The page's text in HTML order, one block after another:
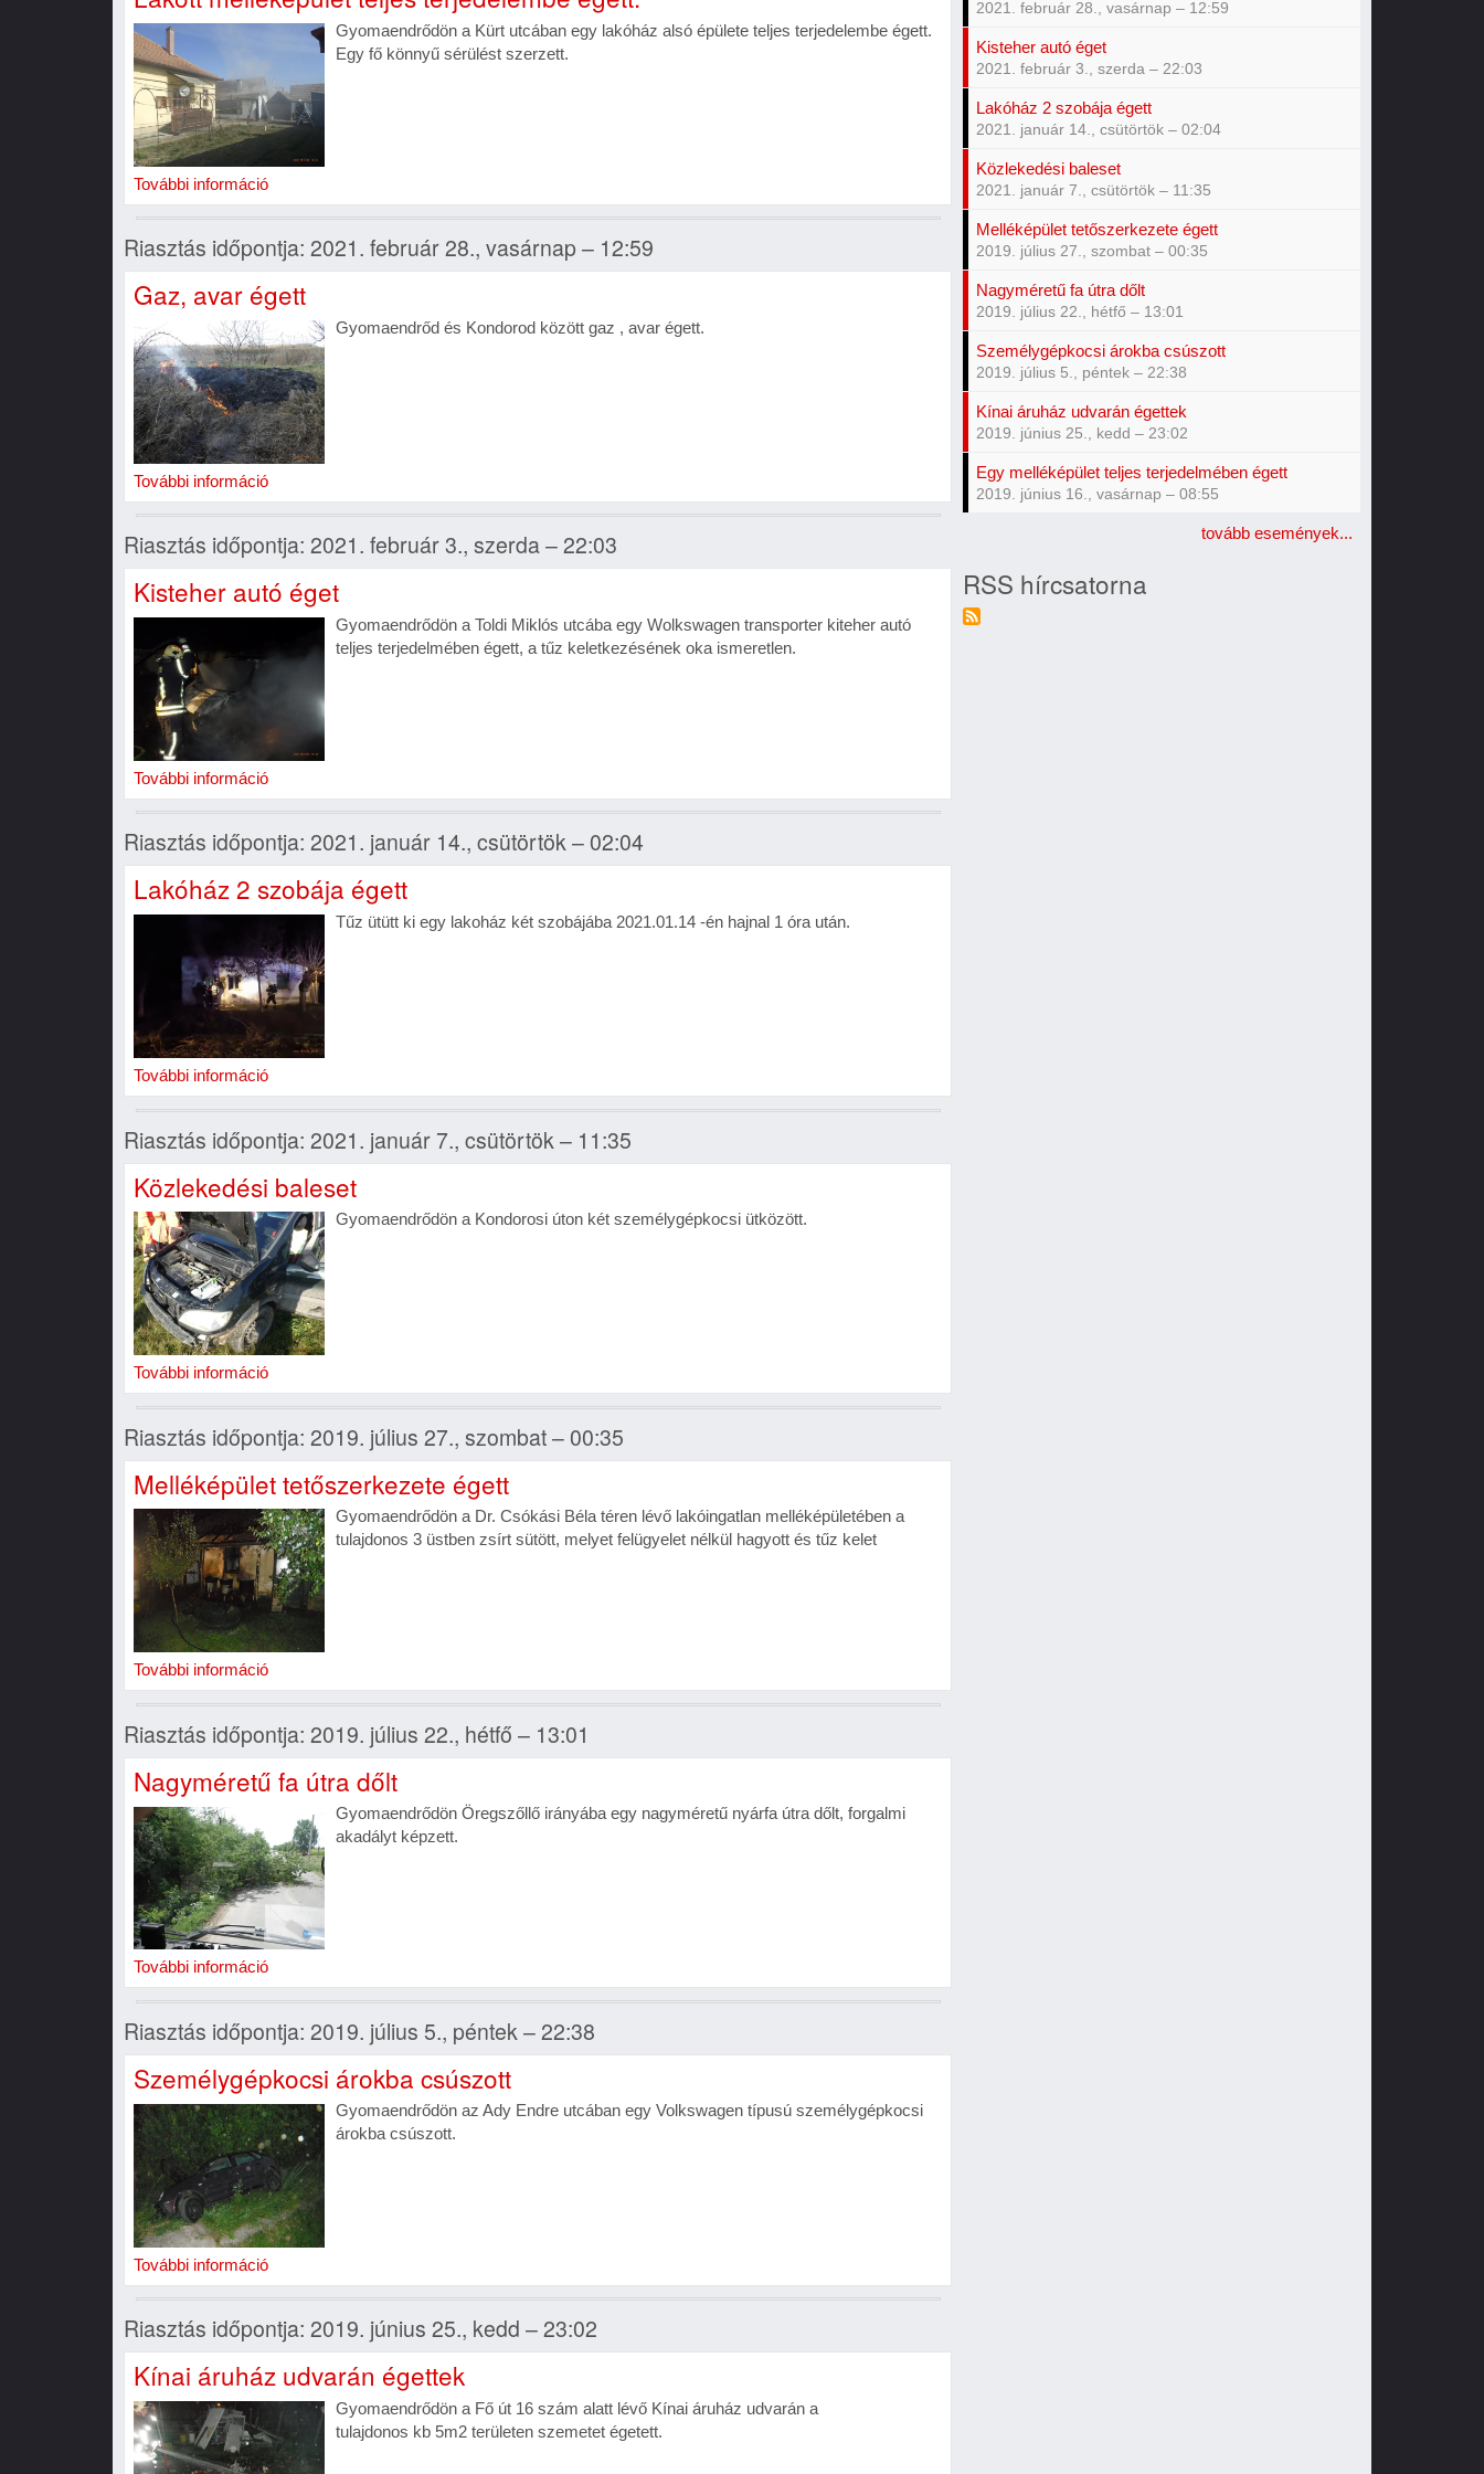
Gyomaendrődön a Kürt utcában egy lakóház alsó épülete teljes terjedelembe égett.
Egy fő könnyű sérülést szerzett.
További információ
Riasztás időpontja: 2021. február 28., vasárnap – 12:59
Gaz, avar égett
Gyomaendrőd és Kondorod között gaz , avar égett.
További információ
Riasztás időpontja: 2021. február 3., szerda – 22:03
Kisteher autó éget
Gyomaendrődön a Toldi Miklós utcába egy Wolkswagen transporter kiteher autó
teljes terjedelmében égett, a tűz keletkezésének oka ismeretlen.
További információ
Riasztás időpontja: 2021. január 14., csütörtök – 02:04
Lakóház 2 szobája égett
Tűz ütütt ki egy lakoház két szobájába 2021.01.14 -én hajnal 1 óra után.
További információ
Riasztás időpontja: 2021. január 7., csütörtök – 11:35
Közlekedési baleset
Gyomaendrődön a Kondorosi úton két személygépkocsi ütközött.
További információ
Riasztás időpontja: 2019. július 27., szombat – 00:35
Melléképület tetőszerkezete égett
Gyomaendrődön a Dr. Csókási Béla téren lévő lakóingatlan melléképületében a
tulajdonos 3 üstben zsírt sütött, melyet felügyelet nélkül hagyott és tűz kelet
További információ
Riasztás időpontja: 2019. július 22., hétfő – 13:01
Nagyméretű fa útra dőlt
Gyomaendrődön Öregszőllő irányába egy nagyméretű nyárfa útra dőlt, forgalmi
akadályt képzett.
További információ
Riasztás időpontja: 2019. július 5., péntek – 22:38
Személygépkocsi árokba csúszott
Gyomaendrődön az Ady Endre utcában egy Volkswagen típusú személygépkocsi
árokba csúszott.
További információ
Riasztás időpontja: 2019. június 25., kedd – 23:02
Kínai áruház udvarán égettek
Gyomaendrődön a Fő út 16 szám alatt lévő Kínai áruház udvarán a
tulajdonos kb 5m2 területen szemetet égetett.
2021. február 28., vasárnap – 12:59
Kisteher autó éget
2021. február 3., szerda – 22:03
Lakóház 2 szobája égett
2021. január 14., csütörtök – 02:04
Közlekedési baleset
2021. január 7., csütörtök – 11:35
Melléképület tetőszerkezete égett
2019. július 27., szombat – 00:35
Nagyméretű fa útra dőlt
2019. július 22., hétfő – 13:01
Személygépkocsi árokba csúszott
2019. július 5., péntek – 22:38
Kínai áruház udvarán égettek
2019. június 25., kedd – 23:02
Egy melléképület teljes terjedelmében égett
2019. június 16., vasárnap – 08:55
tovább események...
RSS hírcsatorna